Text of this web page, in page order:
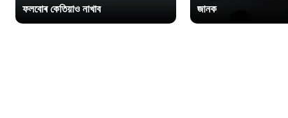
ফলবোৰ কেতিয়াও নাখাব
জানক